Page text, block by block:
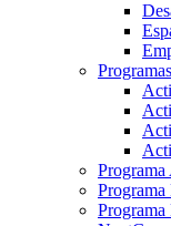
Programa